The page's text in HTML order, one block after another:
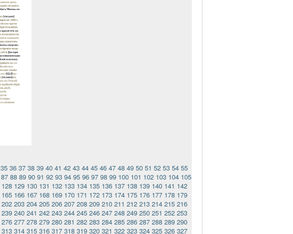
35 36 37 38 39 40 41 42 43 44 45 46 47 48 49 50 51 52 53 54 55
87 88 89 90 91 92 93 94 95 96 97 98 99 100 101 102 103 104 105
128 129 130 131 132 133 134 135 136 137 138 139 140 141 142
165 166 167 168 169 170 171 172 173 174 175 176 177 178 179
202 203 204 205 206 207 208 209 210 211 212 213 214 215 216
239 240 241 242 243 244 245 246 247 248 249 250 251 252 253
276 277 278 279 280 281 282 283 284 285 286 287 288 289 290
313 314 315 316 317 318 319 320 321 322 323 324 325 326 327